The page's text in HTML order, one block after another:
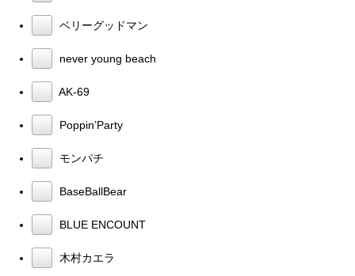
ベリーグッドマン
never young beach
AK-69
Poppin’Party
モンパチ
BaseBallBear
BLUE ENCOUNT
木村カエラ